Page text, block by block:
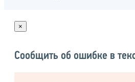
×
Сообщить об ошибке в